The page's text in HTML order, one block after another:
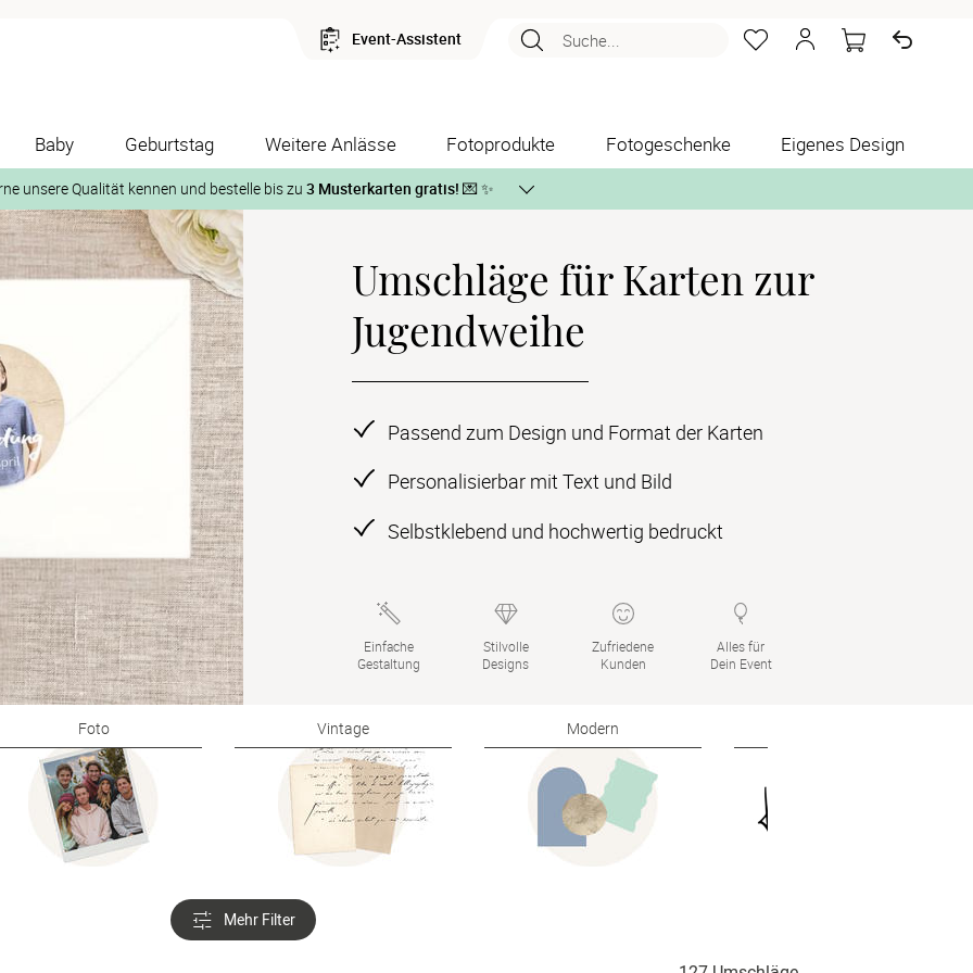
Event-Assistent Suche...
Baby Geburtstag Weitere Anlässe Fotoprodukte Fotogeschenke Eigenes Design
unsere Qualität kennen und bestelle bis zu 3 Musterkarten gratis! 💌 ✨
Und so geht‘s:
1. Wähle bis zu 3 Kartendesigns
auf der jeweiligen Produktseite und lasse Dir die Karten kostenlos per Post zusenden.
Umschläge für Karten zur
Jugendweihe
Passend zum Design und Format der Karten
Personalisierbar mit Text und Bild
Selbstklebend und hochwertig bedruckt
Einfache
Gestaltung
Stilvolle
Designs
Zufriedene
Kunden
Alles für
Dein Event
Foto Vintage Modern
Mehr Filter